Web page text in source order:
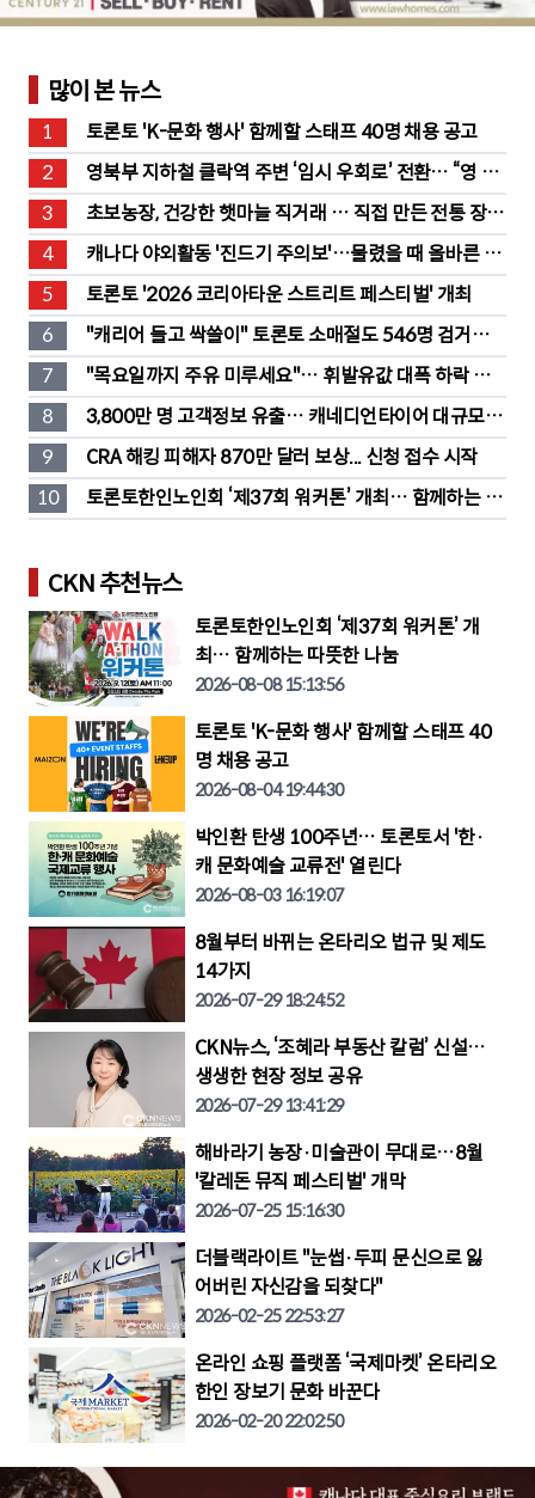
많이 본 뉴스
1
토론토 'K-문화 행사' 함께할 스태프 40명 채용 공고
2
영북부 지하철 클락역 주변 ‘임시 우회로’ 전환… “영 스
트리트 바뀐다”
3
초보농장, 건강한 햇마늘 직거래 … 직접 만든 전통 장류
도 판매
4
캐나다 야외활동 '진드기 주의보'…물렸을 때 올바른 대
처법은?
5
토론토 '2026 코리아타운 스트리트 페스티벌' 개최
6
"캐리어 들고 싹쓸이" 토론토 소매절도 546명 검거…
훔친 물건 재유통
7
"목요일까지 주유 미루세요"… 휘발유값 대폭 하락 예
고
8
3,800만 명 고객정보 유출… 캐네디언타이어 대규모 집
단소송 직면
9
CRA 해킹 피해자 870만 달러 보상... 신청 접수 시작
10
토론토한인노인회 ‘제37회 워커톤’ 개최… 함께하는 따
뜻한 나눔
CKN 추천뉴스
토론토한인노인회 ‘제37회 워커톤’ 개
최… 함께하는 따뜻한 나눔
2026-08-08 15:13:56
토론토 'K-문화 행사' 함께할 스태프 40
명 채용 공고
2026-08-04 19:44:30
박인환 탄생 100주년… 토론토서 '한·
캐 문화예술 교류전' 열린다
2026-08-03 16:19:07
8월부터 바뀌는 온타리오 법규 및 제도
14가지
2026-07-29 18:24:52
CKN뉴스, ‘조혜라 부동산 칼럼’ 신설…
생생한 현장 정보 공유
2026-07-29 13:41:29
해바라기 농장·미술관이 무대로…8월
'칼레돈 뮤직 페스티벌' 개막
2026-07-25 15:16:30
더블랙라이트 "눈썹·두피 문신으로 잃
어버린 자신감을 되찾다"
2026-02-25 22:53:27
온라인 쇼핑 플랫폼 ‘국제마켓’ 온타리오
한인 장보기 문화 바꾼다
2026-02-20 22:02:50